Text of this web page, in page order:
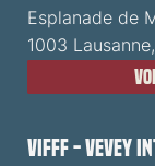
Esplanade de
1003
VIFFF - Vevey